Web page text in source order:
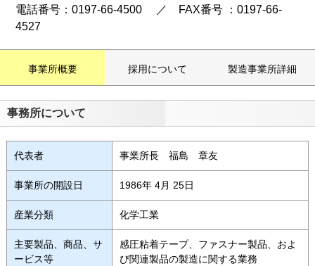
電話番号：0197-66-4500 ／ FAX番号 ：0197-66-
4527
事業所概要 採用について 製造事業所詳細
事務所について
代表者 事業所長 福島 章友
事業所の開設日 1986年 4月 25日
産業分類 化学工業
主要製品、商品、サ
ービス等
感圧粘着テープ、ファスナー製品、およ
び関連製品の製造に関する業務